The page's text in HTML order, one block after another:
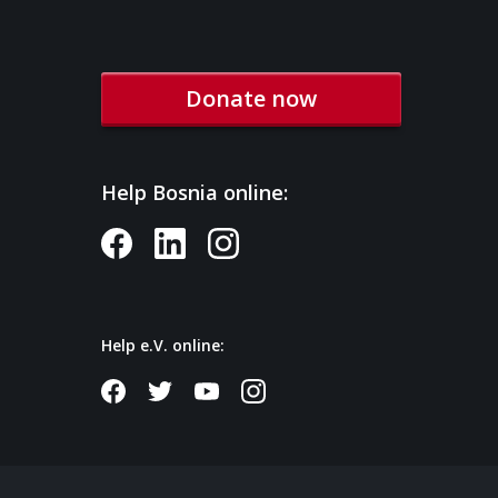
Donate now
Help Bosnia online:
Help e.V. online: